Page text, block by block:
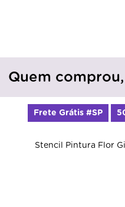
Quem
Stencil Pintura Flor
Frete Grátis #SP